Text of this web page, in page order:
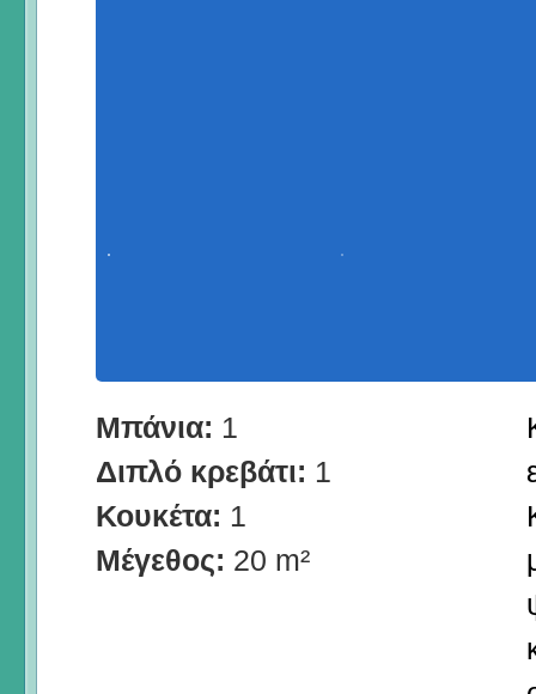
Μπάνια: 1
Διπλό κρεβάτι: 1
Κουκέτα: 1
Μέγεθος: 20 m²